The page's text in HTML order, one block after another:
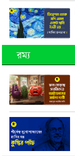
রম্য